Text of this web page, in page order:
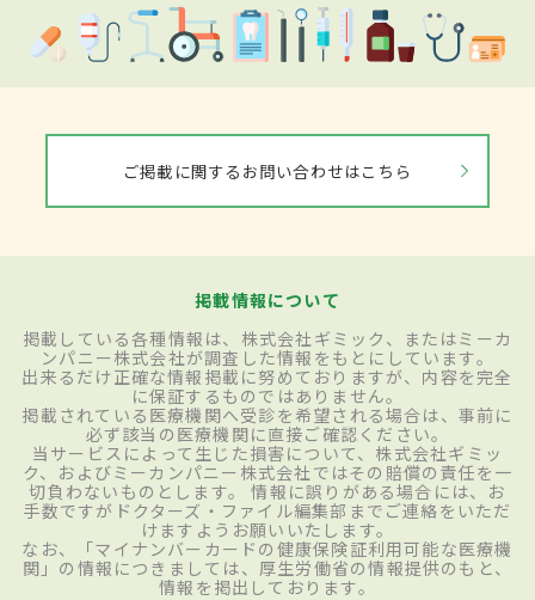
ご掲載に関するお問い合わせはこちら
掲載情報について
掲載している各種情報は、株式会社ギミック、またはミーカ
ンパニー株式会社が調査した情報をもとにしています。
出来るだけ正確な情報掲載に努めておりますが、内容を完全
に保証するものではありません。
掲載されている医療機関へ受診を希望される場合は、事前に
必ず該当の医療機関に直接ご確認ください。
当サービスによって生じた損害について、株式会社ギミッ
ク、およびミーカンパニー株式会社ではその賠償の責任を一
切負わないものとします。 情報に誤りがある場合には、お
手数ですがドクターズ・ファイル編集部までご連絡をいただ
けますようお願いいたします。
なお、「マイナンバーカードの健康保険証利用可能な医療機
関」の情報につきましては、厚生労働省の情報提供のもと、
情報を掲出しております。